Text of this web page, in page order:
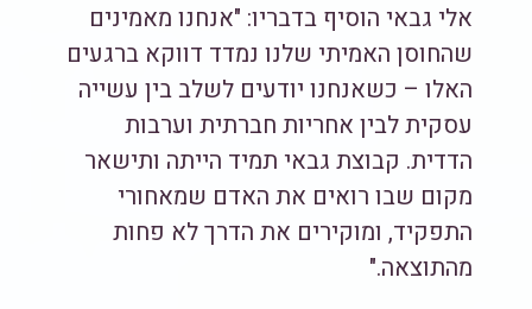
אלי גבאי הוסיף בדבריו: "אנחנו מאמינים
שהחוסן האמיתי שלנו נמדד דווקא ברגעים
האלו – כשאנחנו יודעים לשלב בין עשייה
עסקית לבין אחריות חברתית וערבות
הדדית. קבוצת גבאי תמיד הייתה ותישאר
מקום שבו רואים את האדם שמאחורי
התפקיד, ומוקירים את הדרך לא פחות
מהתוצאה."